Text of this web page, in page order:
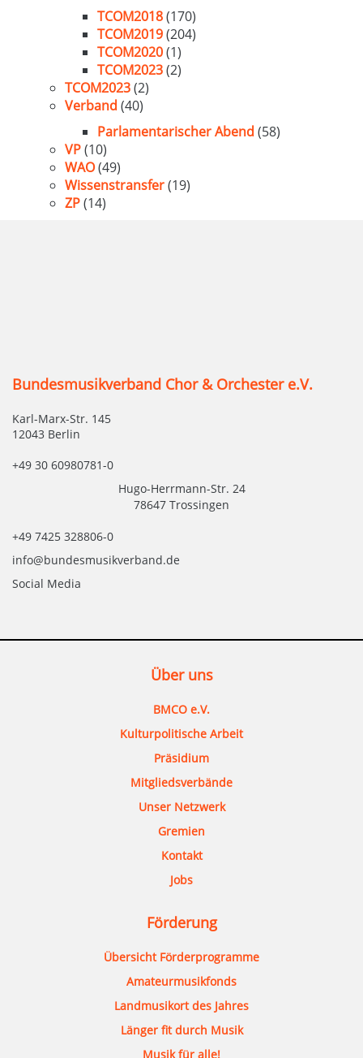
TCOM2018(170)
TCOM2019(204)
TCOM2020(1)
TCOM2023(2)
TCOM2023(2)
Verband (40)
Parlamentarischer Abend (58)
VP(10)
WAO(49)
Wissenstransfer(19)
ZP(14)
Bundesmusikverband Chor & Orchester e.V.
Karl-Marx-Str. 145
12043 Berlin
+49 30 60980781-0
Hugo-Herrmann-Str. 24
78647 Trossingen
+49 7425 328806-0
info@bundesmusikverband.de
Social Media
Über uns
BMCO e.V.
Kulturpolitische Arbeit
Präsidium
Mitgliedsverbände
Unser Netzwerk
Gremien
Kontakt
Jobs
Förderung
Übersicht Förderprogramme
Amateurmusikfonds
Landmusikort des Jahres
Länger fit durch Musik
Musik für alle!